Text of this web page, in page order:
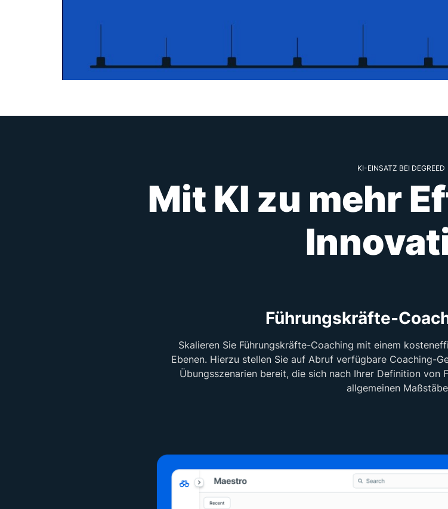
KI-EINSATZ BEI DEGREED
Mit KI zu mehr
Führungskräfte-
Skalieren Sie Führungskräfte-Coaching mit einem
Ebenen. Hierzu stellen Sie auf Abruf verfügbare Coaching-
Übungsszenarien bereit, die sich nach Ihrer Definition von
allgemeinen